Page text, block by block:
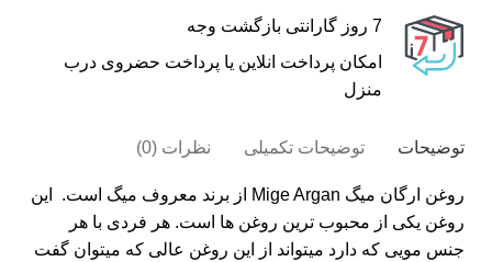
7 روز گارانتی بازگشت وجه
امکان پرداخت انلاین یا پرداخت حضروی درب
منزل
توضیحات توضیحات تکمیلی نظرات (0)
روغن ارگان میگ Mige Argan از برند معروف میگ است. این
روغن یکی از محبوب ترین روغن ها است. هر فردی با هر
جنس مویی که دارد میتواند از این روغن عالی که میتوان گفت